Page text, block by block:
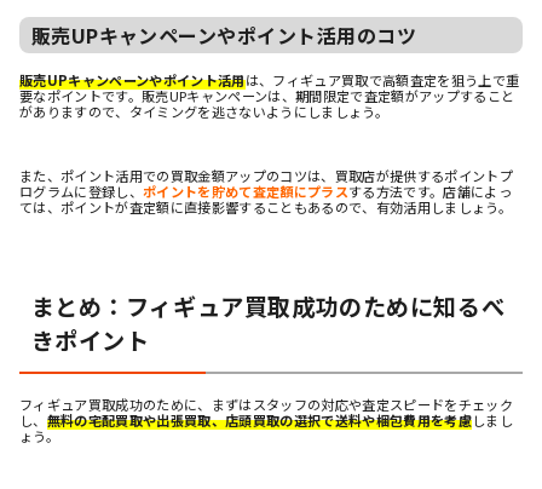
販売UPキャンペーンやポイント活用のコツ
販売UPキャンペーンやポイント活用は、フィギュア買取で高額査定を狙う上で重
要なポイントです。販売UPキャンペーンは、期間限定で査定額がアップすること
がありますので、タイミングを逃さないようにしましょう。
また、ポイント活用での買取金額アップのコツは、買取店が提供するポイントプ
ログラムに登録し、ポイントを貯めて査定額にプラスする方法です。店舗によっ
ては、ポイントが査定額に直接影響することもあるので、有効活用しましょう。
まとめ：フィギュア買取成功のために知るべ
きポイント
フィギュア買取成功のために、まずはスタッフの対応や査定スピードをチェック
し、 無料の宅配買取や出張買取、店頭買取の選択で送料や梱包費用を考慮しまし
ょう。